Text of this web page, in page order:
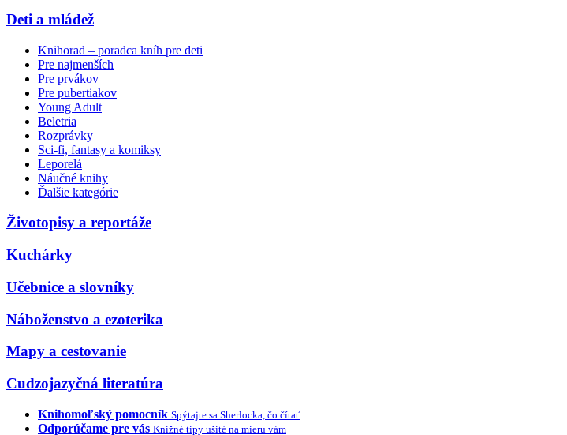
Deti a mládež
Knihorad – poradca kníh pre deti
Pre najmenších
Pre prvákov
Pre pubertiakov
Young Adult
Beletria
Rozprávky
Sci-fi, fantasy a komiksy
Leporelá
Náučné knihy
Ďalšie kategórie
Životopisy a reportáže
Kuchárky
Učebnice a slovníky
Náboženstvo a ezoterika
Mapy a cestovanie
Cudzojazyčná literatúra
Knihomoľský pomocník Spýtajte sa Sherlocka, čo čítať
Odporúčame pre vás Knižné tipy ušité na mieru vám